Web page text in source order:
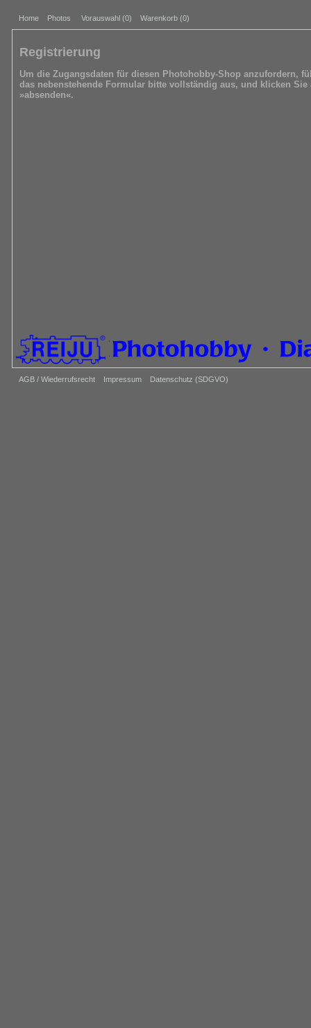
Home Photos Vorauswahl (0) Warenkorb (0)
AGB / Wiederrufsrecht Impressum Datenschutz (SDGVO)
Registrierung
Um die Zugangsdaten für diesen Photohobby-Shop anzufordern,
das nebenstehende Formular bitte vollständig aus, und klicken Sie
»absenden«.